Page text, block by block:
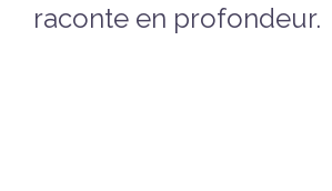
raconte en profondeur.